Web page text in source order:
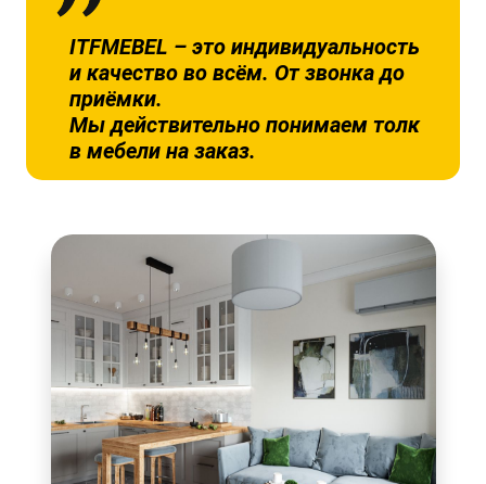
ITFMEBEL – это индивидуальность
и качество во всём. От звонка до
приёмки.
Мы действительно понимаем толк
в мебели на заказ.